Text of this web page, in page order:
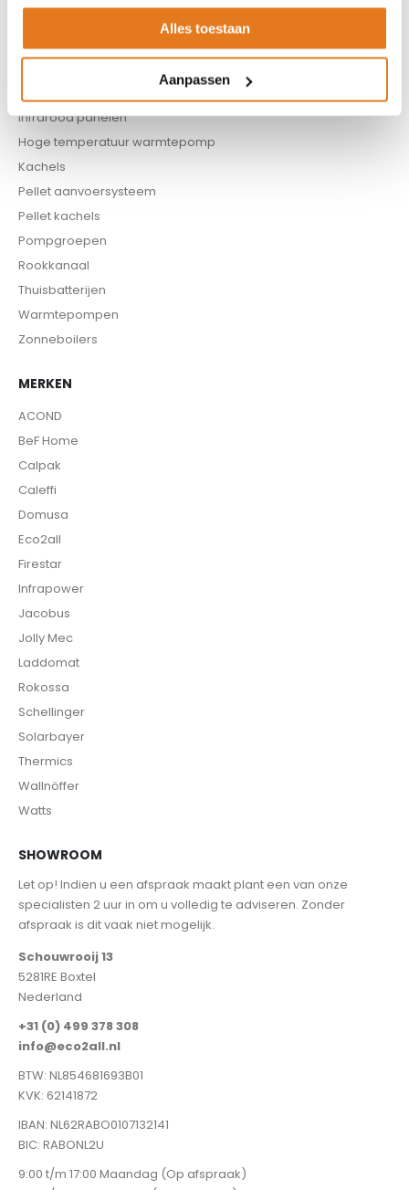
Alles toestaan
Aanpassen
Controllers
Infrarood panelen
Hoge temperatuur warmtepomp
Kachels
Pellet aanvoersysteem
Pellet kachels
Pompgroepen
Rookkanaal
Thuisbatterijen
Warmtepompen
Zonneboilers
MERKEN
ACOND
BeF Home
Calpak
Caleffi
Domusa
Eco2all
Firestar
Infrapower
Jacobus
Jolly Mec
Laddomat
Rokossa
Schellinger
Solarbayer
Thermics
Wallnöffer
Watts
SHOWROOM
Let op! Indien u een afspraak maakt plant een van onze
specialisten 2 uur in om u volledig te adviseren. Zonder
afspraak is dit vaak niet mogelijk.
Schouwrooij 13
5281RE Boxtel
Nederland
+31 (0) 499 378 308
info@eco2all.nl
BTW: NL854681693B01
KVK: 62141872
IBAN: NL62RABO0107132141
BIC: RABONL2U
9:00 t/m 17:00 Maandag (Op afspraak)